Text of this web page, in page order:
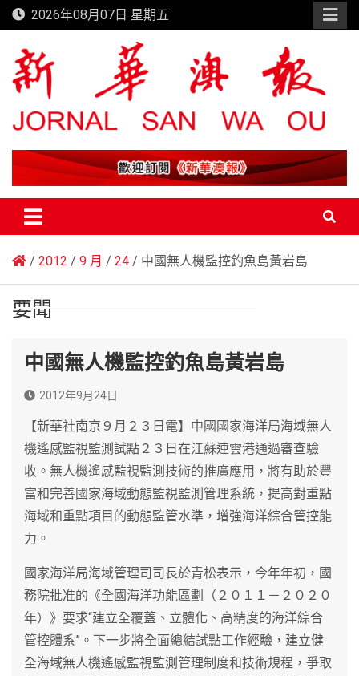
Skip
to
content
2026年08月07日 星期五
新華澳報
2012 9 月 24 中國無人機監控釣魚島黃岩島
要聞
中國無人機監控釣魚島黃岩島
2012年9月24日
【新華社南京９月２３日電】中國國家海洋局海域無人
機遙感監視監測試點２３日在江蘇連雲港通過審查驗
收。無人機遙感監視監測技術的推廣應用，將有助於豐
富和完善國家海域動態監視監測管理系統，提高對重點
海域和重點項目的動態監管水準，增強海洋綜合管控能
力。
國家海洋局海域管理司司長於青松表示，今年年初，國
務院批准的《全國海洋功能區劃（２０１１－２０２０
年）》要求“建立全覆蓋、立體化、高精度的海洋綜合
管控體系”。下一步將全面總結試點工作經驗，建立健
全海域無人機遙感監視監測管理制度和技術規程，爭取